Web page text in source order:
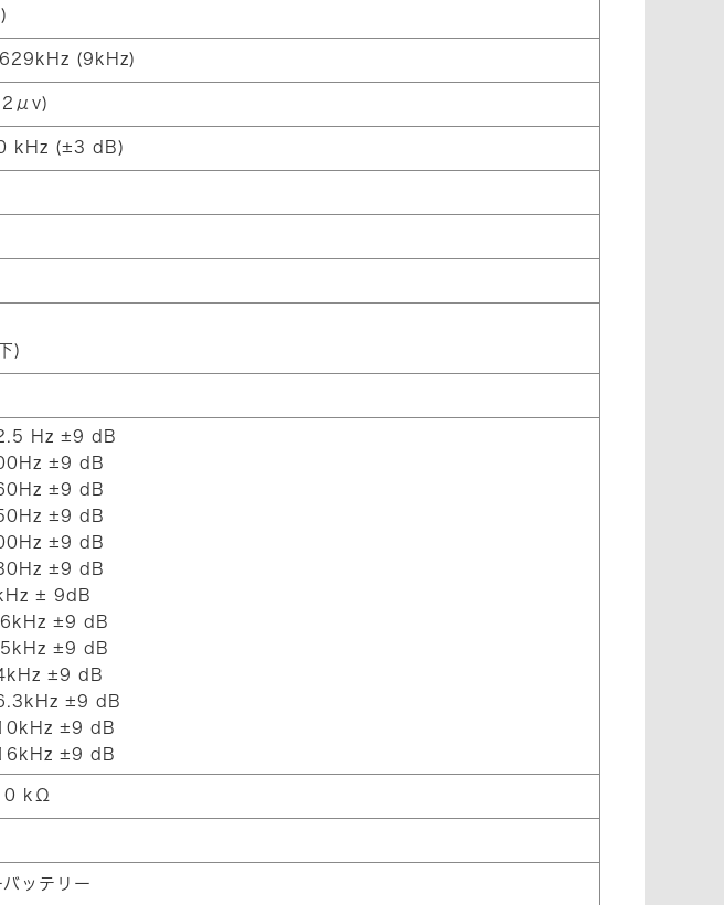
(9kHz)
kHz (±3 dB)
)
Hz ±9 dB
±9 dB
±9 dB
±9 dB
±9 dB
±9 dB
± 9dB
±9 dB
±9 dB
±9 dB
±9 dB
±9 dB
±9 dB
kΩ
ッテリー